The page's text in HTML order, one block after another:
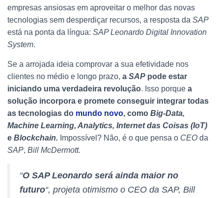
empresas ansiosas em aproveitar o melhor das novas
tecnologias sem desperdiçar recursos, a resposta da SAP
está na ponta da língua: SAP Leonardo Digital Innovation
System.
Se a arrojada ideia comprovar a sua efetividade nos
clientes no médio e longo prazo, a SAP pode estar
iniciando uma verdadeira revolução. Isso porque a
solução incorpora e promete conseguir integrar todas
as tecnologias do mundo novo, como Big-Data,
Machine Learning, Analytics, Internet das Coisas (IoT)
e Blockchain. Impossível? Não, é o que pensa o CEO da
SAP, Bill McDermott.
“O SAP Leonardo será ainda maior no
futuro“, projeta otimismo o CEO da SAP, Bill